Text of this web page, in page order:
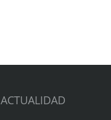
ACTUALIDAD